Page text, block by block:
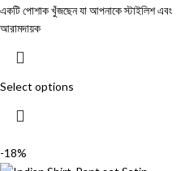
একটি পোশাক খুঁজছেন যা আপনাকে স্টাইলিশ এবং
আরামদায়ক
Select options
-18%